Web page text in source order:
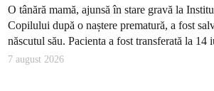
O tânără mamă, ajunsă în stare gravă la
Copilului după o naștere prematură, a fost
născutul său. Pacienta a fost transferată la 14
7 august 2026